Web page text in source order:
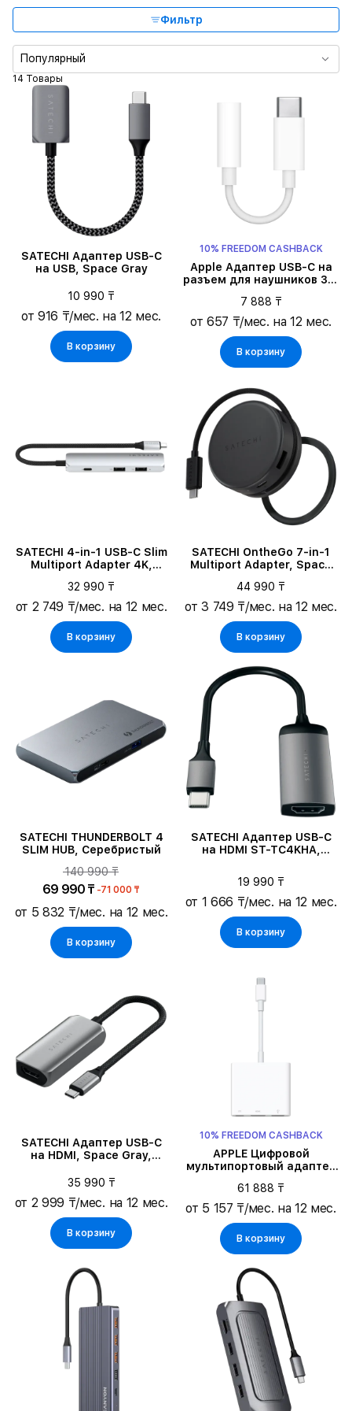
Фильтр
14 Товары
Популярный
SATECHI Адаптер USB-C
на USB, Space Gray
10 990 ₸
от 916 ₸/мес. на 12 мес.
В корзину
10% FREEDOM CASHBACK
Apple Адаптер USB-C на
разъем для наушников 3,5
7 888 ₸
от 657 ₸/мес. на 12 мес.
В корзину
SATECHI 4-in-1 USB-C Slim
Multiport Adapter 4K,
32 990 ₸
от 2 749 ₸/мес. на 12 мес.
В корзину
SATECHI OntheGo 7-in-1
Multiport Adapter, Space
44 990 ₸
от 3 749 ₸/мес. на 12 мес.
В корзину
SATECHI THUNDERBOLT 4
SLIM HUB, Серебристый
140 990 ₸
69 990 ₸ -71 000 ₸
от 5 832 ₸/мес. на 12 мес.
В корзину
SATECHI Адаптер USB-C
на HDMI ST-TC4KHA,
19 990 ₸
от 1 666 ₸/мес. на 12 мес.
В корзину
SATECHI Адаптер USB-C
на HDMI, Space Gray,
35 990 ₸
от 2 999 ₸/мес. на 12 мес.
В корзину
10% FREEDOM CASHBACK
APPLE Цифровой
мультипортовый адаптер
61 888 ₸
от 5 157 ₸/мес. на 12 мес.
В корзину